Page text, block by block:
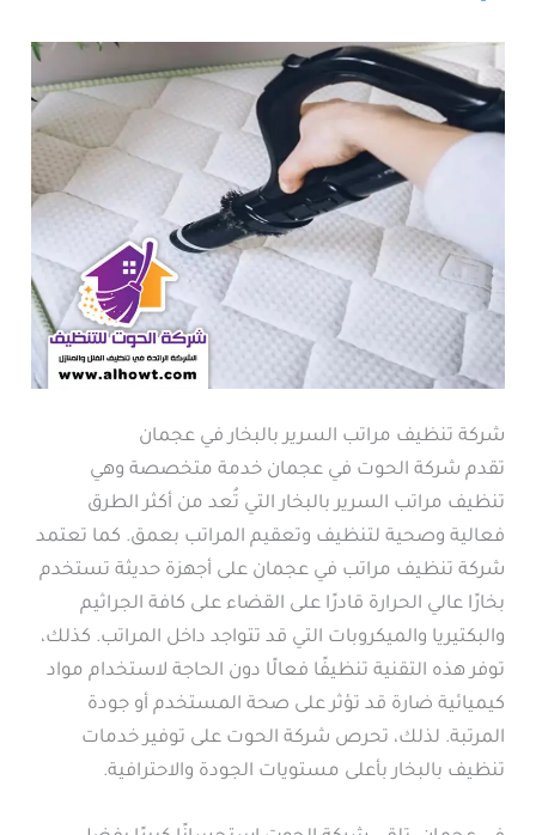
شركة تنظيف مراتب السرير بالبخار في عجمان
تقدم شركة الحوت في عجمان خدمة متخصصة وهي
تنظيف مراتب السرير بالبخار التي تُعد من أكثر الطرق
فعالية وصحية لتنظيف وتعقيم المراتب بعمق. كما تعتمد
شركة تنظيف مراتب في عجمان على أجهزة حديثة تستخدم
بخارًا عالي الحرارة قادرًا على القضاء على كافة الجراثيم
والبكتيريا والميكروبات التي قد تتواجد داخل المراتب. كذلك،
توفر هذه التقنية تنظيفًا فعالًا دون الحاجة لاستخدام مواد
كيميائية ضارة قد تؤثر على صحة المستخدم أو جودة
المرتبة. لذلك، تحرص شركة الحوت على توفير خدمات
تنظيف بالبخار بأعلى مستويات الجودة والاحترافية.